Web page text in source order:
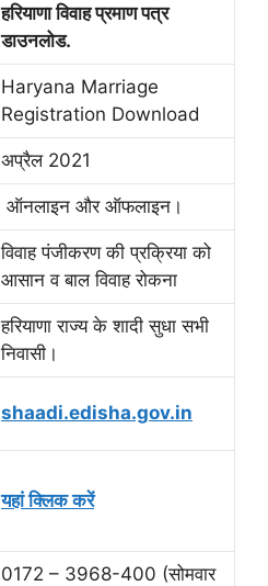
हरियाणा विवाह प्रमाण पत्र
डाउनलोड.
Haryana Marriage
Registration Download
अप्रैल 2021
ऑनलाइन और ऑफलाइन।
विवाह पंजीकरण की प्रक्रिया को
आसान व बाल विवाह रोकना
हरियाणा राज्य के शादी सुधा सभी
निवासी।
shaadi.edisha.gov.in
यहां क्लिक करें
0172 – 3968-400 (सोमवार